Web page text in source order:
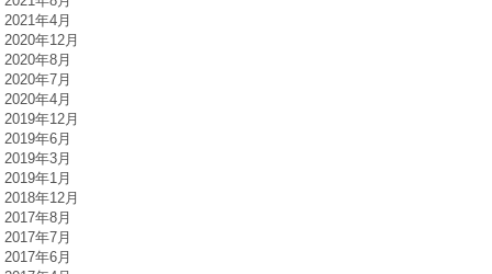
2021年4月
2020年12月
2020年8月
2020年7月
2020年4月
2019年12月
2019年6月
2019年3月
2019年1月
2018年12月
2017年8月
2017年7月
2017年6月